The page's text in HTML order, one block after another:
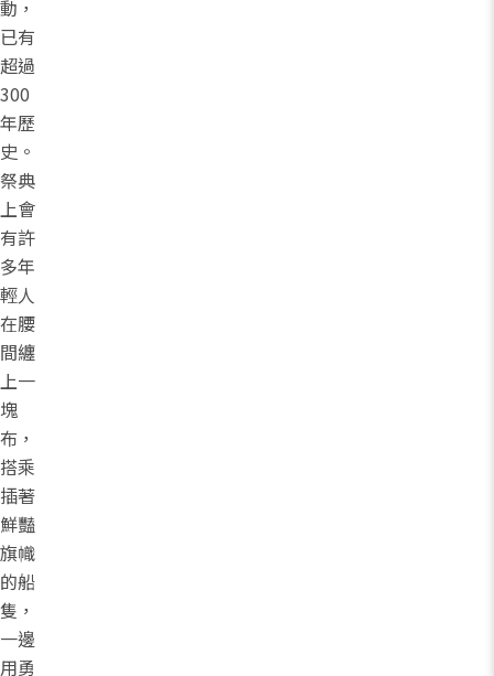
動，
已有
超過
300
年歷
史。
祭典
上會
有許
多年
輕人
在腰
間纏
上一
塊
布，
搭乘
插著
鮮豔
旗幟
的船
隻，
一邊
用勇